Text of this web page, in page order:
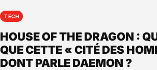
TECH
HOUSE OF THE DRAGON :
QUE CETTE « CITÉ DES
DONT PARLE DAEMON ?